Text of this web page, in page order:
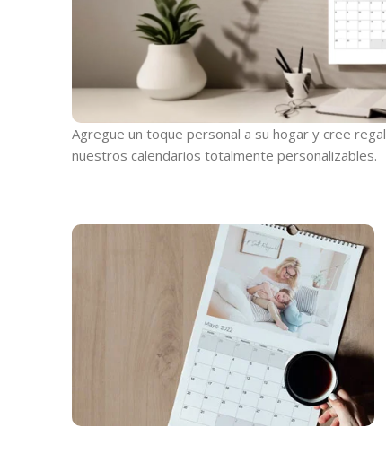
Agregue un toque personal a su hogar y cree
nuestros calendarios totalmente personalizables.